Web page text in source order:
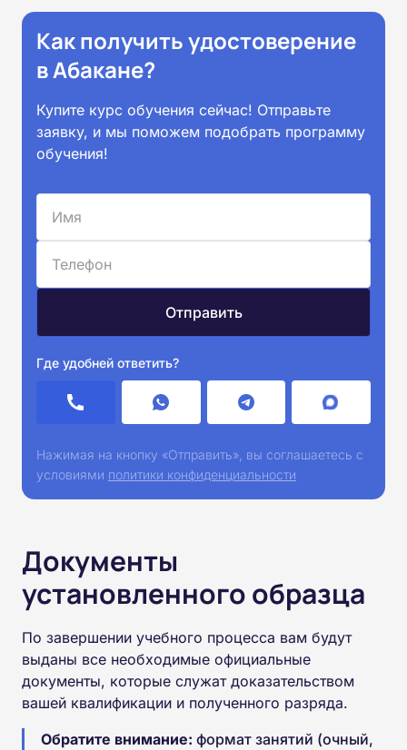
Как получить удостоверение
в Абакане?
Купите курс обучения сейчас! Отправьте
заявку, и мы поможем подобрать программу
обучения!
Где удобней ответить?
Нажимая на кнопку «Отправить», вы соглашаетесь с
условиями политики конфиденциальности
Документы
установленного образца
По завершении учебного процесса вам будут
выданы все необходимые официальные
документы, которые служат доказательством
вашей квалификации и полученного разряда.
Обратите внимание: формат занятий (очный,